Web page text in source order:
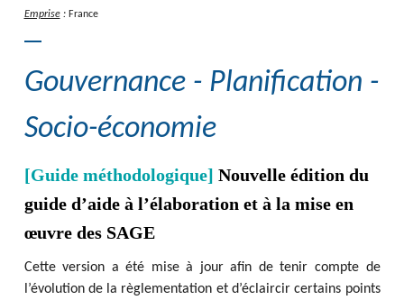
Emprise: France
Gouvernance - Planification -
Socio-économie
[Guide méthodologique] Nouvelle édition du
guide d’aide à l’élaboration et à la mise en
œuvre des SAGE
Cette version a été mise à jour afin de tenir compte de
l’évolution de la règlementation et d’éclaircir certains points